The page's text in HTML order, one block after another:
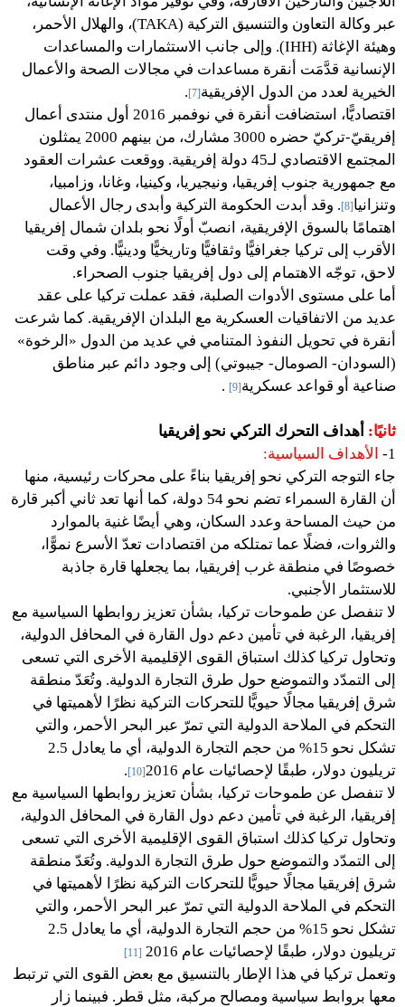
عبر وكالة التعاون والتنسيق التركية (TAKA)، والهلال الأحمر،
وهيئة الإغاثة (IHH). وإلى جانب الاستثمارات والمساعدات
الإنسانية قدَّمَت أنقرة مساعدات في مجالات الصحة والأعمال
الخيرية لعدد من الدول الإفريقية [7]
.
اقتصاديًّا، استضافت أنقرة في نوفمبر 2016 أول منتدى أعمال
إفريقيّ-تركيّ حضره 3000 مشارك، من بينهم 2000 يمثلون
المجتمع الاقتصادي لـ45 دولة إفريقية. ووقعت عشرات العقود
مع جمهورية جنوب إفريقيا، ونيجيريا، وكينيا، وغانا، وزامبيا،
وتنزانيا [8]
. وقد أبدت الحكومة التركية وأبدى رجال الأعمال
اهتمامًا بالسوق الإفريقية، انصبّ أولًا نحو بلدان شمال إفريقيا
الأقرب إلى تركيا جغرافيًّا وثقافيًّا وتاريخيًّا ودينيًّا. وفي وقت
لاحق، توجّه الاهتمام إلى دول إفريقيا جنوب الصحراء.
أما على مستوى الأدوات الصلبة، فقد عملت تركيا على عقد
عديد من الاتفاقيات العسكرية مع البلدان الإفريقية. كما شرعت
أنقرة في تحويل النفوذ المتنامي في عديد من الدول «الرخوة»
(السودان- الصومال- جيبوتي) إلى وجود دائم عبر مناطق
صناعية أو قواعد عسكرية [9]
.
ثانيًا: أهداف التحرك التركي نحو إفريقيا
1-
الأهداف السياسية:
جاء التوجه التركي نحو إفريقيا بناءً على محركات رئيسية، منها
أن القارة السمراء تضم نحو 54 دولة، كما أنها تعد ثاني أكبر قارة
من حيث المساحة وعدد السكان، وهي أيضًا غنية بالموارد
والثروات، فضلًا عما تمتلكه من اقتصادات تعدّ الأسرع نموًّا،
خصوصًا في منطقة غرب إفريقيا، بما يجعلها قارة جاذبة
للاستثمار الأجنبي.
لا تنفصل عن طموحات تركيا، بشأن تعزيز روابطها السياسية مع
إفريقيا، الرغبة في تأمين دعم دول القارة في المحافل الدولية،
وتحاول تركيا كذلك استباق القوى الإقليمية الأخرى التي تسعى
إلى التمدّد والتموضع حول طرق التجارة الدولية. وتُعَدّ منطقة
شرق إفريقيا مجالًا حيويًّا للتحركات التركية نظرًا لأهميتها في
التحكم في الملاحة الدولية التي تمرّ عبر البحر الأحمر، والتي
تشكل نحو 15% من حجم التجارة الدولية، أي ما يعادل 2.5
تريليون دولار، طبقًا لإحصائيات عام 2016
[10]
.
لا تنفصل عن طموحات تركيا، بشأن تعزيز روابطها السياسية مع
إفريقيا، الرغبة في تأمين دعم دول القارة في المحافل الدولية،
وتحاول تركيا كذلك استباق القوى الإقليمية الأخرى التي تسعى
إلى التمدّد والتموضع حول طرق التجارة الدولية. وتُعَدّ منطقة
شرق إفريقيا مجالًا حيويًّا للتحركات التركية نظرًا لأهميتها في
التحكم في الملاحة الدولية التي تمرّ عبر البحر الأحمر، والتي
تشكل نحو 15% من حجم التجارة الدولية، أي ما يعادل 2.5
تريليون دولار، طبقًا لإحصائيات عام 2016
[11]
وتعمل تركيا في هذا الإطار بالتنسيق مع بعض القوى التي ترتبط
معها بروابط سياسية ومصالح مركبة، مثل قطر. فبينما زار